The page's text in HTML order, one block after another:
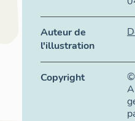
Auteur de
l'illustration
Copyright
©